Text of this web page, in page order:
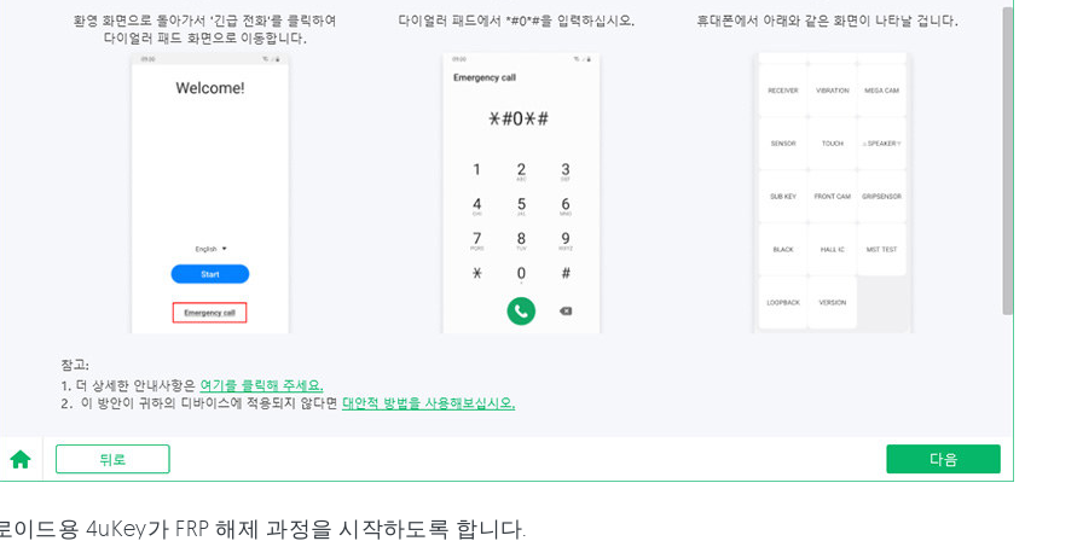
이드용 4uKey가 FRP 해제 과정을 시작하도록 합니다.